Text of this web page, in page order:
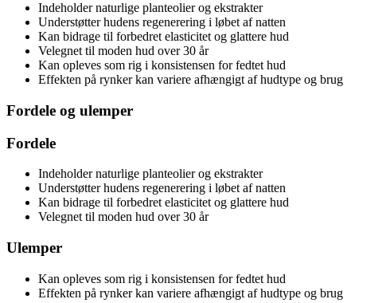
Indeholder naturlige planteolier og ekstrakter
Understøtter hudens regenerering i løbet af natten
Kan bidrage til forbedret elasticitet og glattere hud
Velegnet til moden hud over 30 år
Kan opleves som rig i konsistensen for fedtet hud
Effekten på rynker kan variere afhængigt af hudtype og brug
Fordele og ulemper
Fordele
Indeholder naturlige planteolier og ekstrakter
Understøtter hudens regenerering i løbet af natten
Kan bidrage til forbedret elasticitet og glattere hud
Velegnet til moden hud over 30 år
Ulemper
Kan opleves som rig i konsistensen for fedtet hud
Effekten på rynker kan variere afhængigt af hudtype og brug